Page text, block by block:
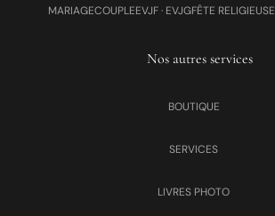
MARIAGECOUPLEEVJF · EVJGFÊTE RELIGIEUSE
Nos autres services
BOUTIQUE
SERVICES
LIVRES PHOTO